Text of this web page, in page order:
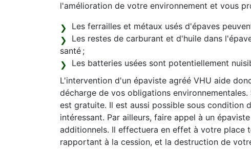
l'amélioration de votre environnement et vous
Les ferrailles et métaux usés d'épaves
Les restes de carburant et d'huile dans
santé ;
Les batteries usées sont potentiellement
L'intervention d'un épaviste agréé VHU aide
décharge de vos obligations
est gratuite. Il est aussi possible sous condition
intéressant. Par ailleurs, faire appel à un
additionnels. Il effectuera en effet à votre place
rapportant à la cession, et la destruction de